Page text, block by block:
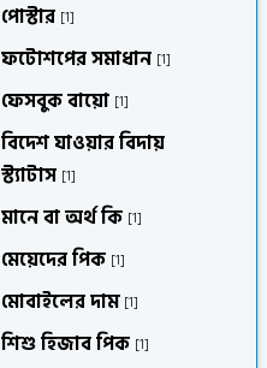
পোস্টার [1]
ফটোশপের সমাধান [1]
ফেসবুক বায়ো [1]
বিদেশ যাওয়ার বিদায়
স্ট্যাটাস [1]
মানে বা অর্থ কি [1]
মেয়েদের পিক [1]
মোবাইলের দাম [1]
শিশু হিজাব পিক [1]